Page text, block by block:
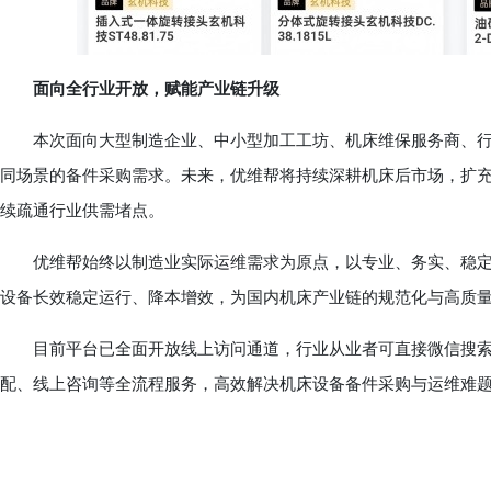
面向全行业开放，赋能产业链升级
本次面向大型制造企业、中小型加工工坊、机床维保服务商、
同场景的备件采购需求。未来，优维帮将持续深耕机床后市场，
续疏通行业供需堵点。
优维帮始终以制造业实际运维需求为原点，以专业、务实、稳
设备长效稳定运行、降本增效，为国内机床产业链的规范化与高质
目前平台已全面开放线上访问通道，行业从业者可直接微信搜
配、线上咨询等全流程服务，高效解决机床设备备件采购与运维难